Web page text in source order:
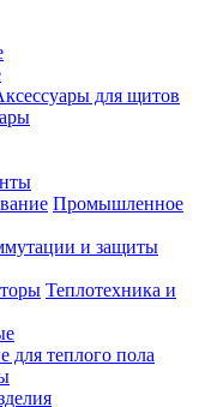
для щитов
Промышленное
и защиты
Теплотехника и
для теплого пола